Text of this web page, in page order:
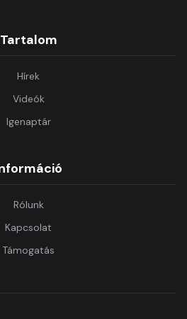
Tartalom
Hírek
Videók
Igenaptár
Rólunk
Kapcsolat
Támogatás